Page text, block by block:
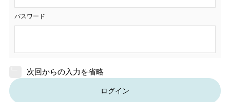
パスワード
次回からの入力を省略
ログイン